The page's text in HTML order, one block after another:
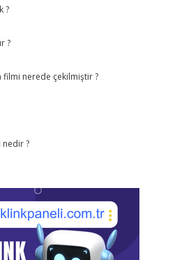
?
?
filmi nerede çekilmiştir ?
nedir ?